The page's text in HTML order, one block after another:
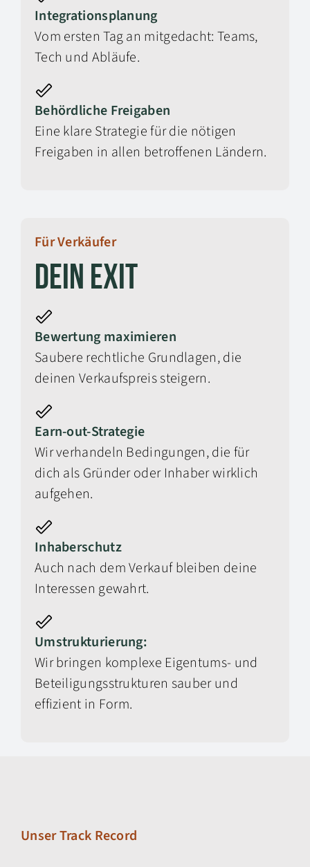
Integrationsplanung
Vom ersten Tag an mitgedacht: Teams,
Tech und Abläufe.
Behördliche Freigaben
Eine klare Strategie für die nötigen
Freigaben in allen betroffenen Ländern.
Für Verkäufer
Dein Exit
Bewertung maximieren
Saubere rechtliche Grundlagen, die
deinen Verkaufspreis steigern.
Earn-out-Strategie
Wir verhandeln Bedingungen, die für
dich als Gründer oder Inhaber wirklich
aufgehen.
Inhaberschutz
Auch nach dem Verkauf bleiben deine
Interessen gewahrt.
Umstrukturierung:
Wir bringen komplexe Eigentums- und
Beteiligungsstrukturen sauber und
effizient in Form.
Unser Track Record